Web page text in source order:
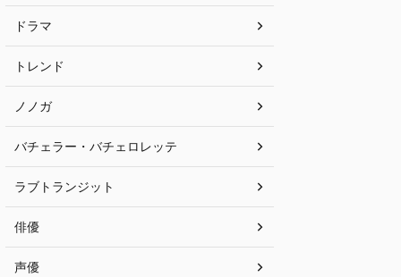
ドラマ
トレンド
ノノガ
バチェラー・バチェロレッテ
ラブトランジット
俳優
声優